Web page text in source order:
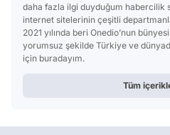
daha fazla ilgi duyduğum habercilik
internet sitelerinin çeşitli
2021 yılında beri Onedio’nun
yorumsuz şekilde Türkiye ve
için buradayım.
Tüm